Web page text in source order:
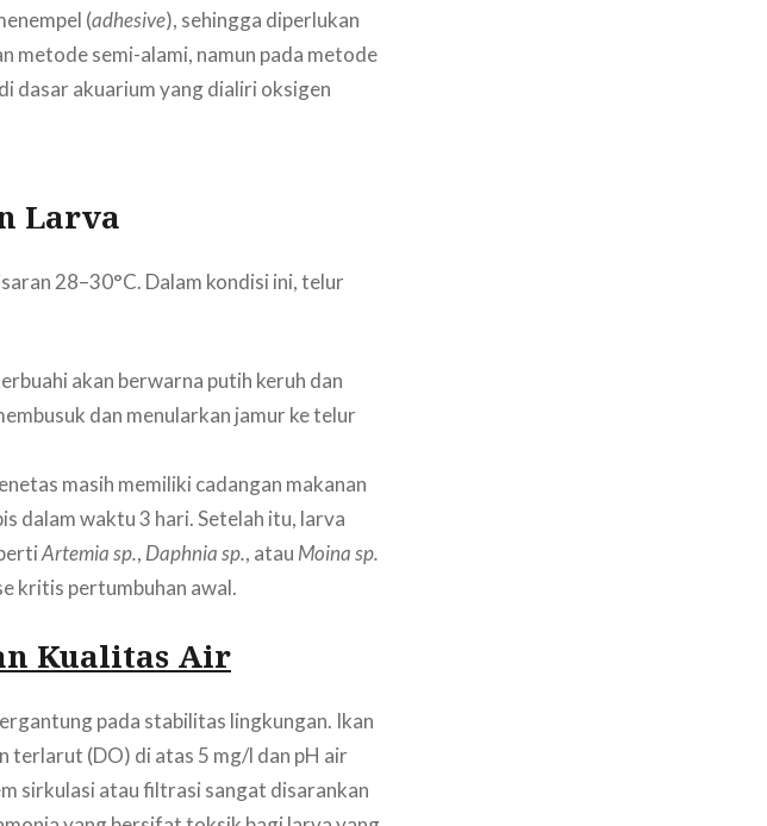
(adhesive), sehingga diperlukan
metode semi-alami, namun pada metode
dasar akuarium yang dialiri oksigen
Larva
28–30°C. Dalam kondisi ini, telur
akan berwarna putih keruh dan
dan menularkan jamur ke telur
masih memiliki cadangan makanan
dalam waktu 3 hari. Setelah itu, larva
Artemia sp., Daphnia sp., atau Moina sp.
kritis pertumbuhan awal.
Kualitas Air
pada stabilitas lingkungan. Ikan
terlarut (DO) di atas 5 mg/l dan pH air
sirkulasi atau filtrasi sangat disarankan